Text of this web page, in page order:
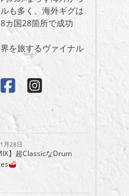
も多く、海外ギグは
カ国28箇所で成功
を旅するヴァイナル
月28日
】超ClassicなDrum